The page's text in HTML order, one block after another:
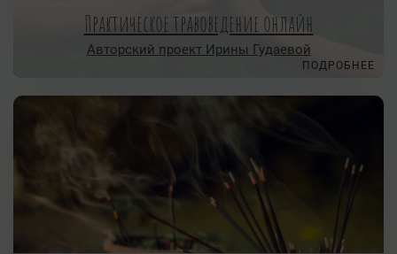
Практическое травоведение онлайн
Авторский проект Ирины Гудаевой
ПОДРОБНЕЕ